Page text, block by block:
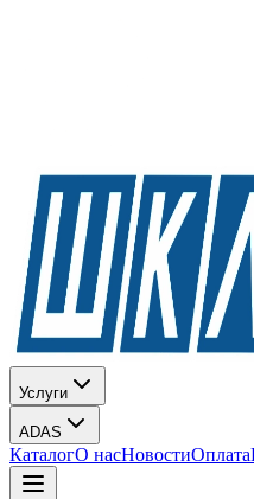
Услуги
ADAS
КаталогО насНовостиОплата